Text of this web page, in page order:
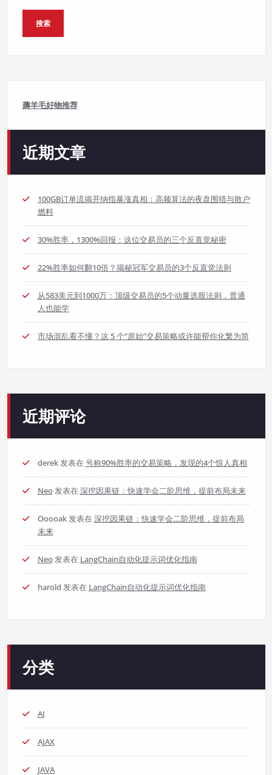
搜索
薅羊毛好物推荐
近期文章
100GB订单流揭开纳指暴涨真相：高频算法的夜盘围猎与散户
燃料
30%胜率，1300%回报：这位交易员的三个反直觉秘密
22%胜率如何翻10倍？揭秘冠军交易员的3个反直觉法则
从583美元到1000万：顶级交易员的5个动量选股法则，普通
人也能学
市场混乱看不懂？这 5 个“原始”交易策略或许能帮你化繁为简
近期评论
derek发表在 号称90%胜率的交易策略，发现的4个惊人真相
Neo发表在 深挖因果链：快速学会二阶思维，提前布局未来
Ooooak发表在 深挖因果链：快速学会二阶思维，提前布局
未来
Neo发表在 LangChain自动化提示词优化指南
harold 发表在 LangChain自动化提示词优化指南
分类
AI
AJAX
JAVA